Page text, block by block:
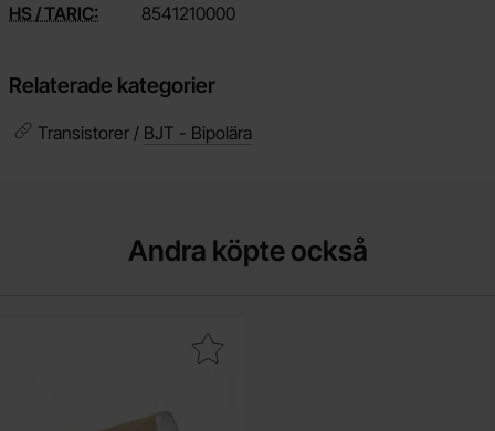
HS / TARIC:
8541210000
Relaterade kategorier
Transistorer / BJT - Bipolära
Andra köpte också
kondensator 0603 X7R 150nF ±10% som favorit